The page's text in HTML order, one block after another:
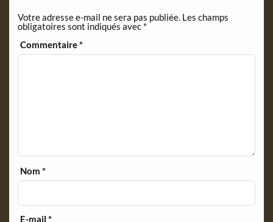
d
l
y
Votre adresse e-mail ne sera pas publiée. Les champs
obligatoires sont indiqués avec *
Commentaire*
Nom*
E-mail*